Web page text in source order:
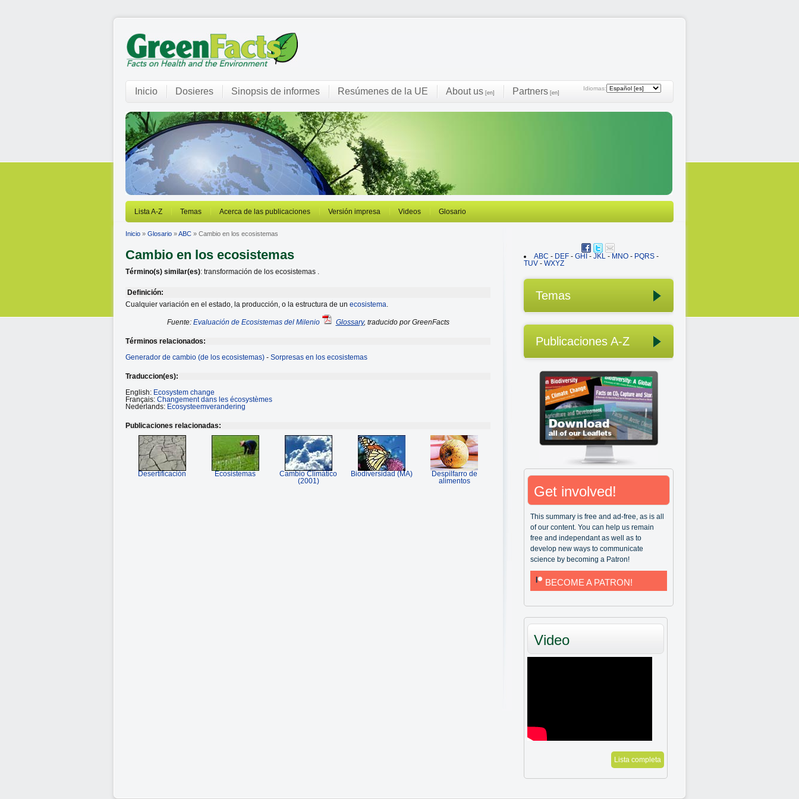
Idiomas:
Inicio Dosieres Sinopsis de informes Resúmenes de la UE About us [en] Partners [en]
Lista A-Z Temas Acerca de las publicaciones Versión impresa Videos Glosario
Inicio » Glosario »ABC » Cambio en los ecosistemas
Cambio en los ecosistemas
Término(s) similar(es): transformación de los ecosistemas .
Definición:
Cualquier variación en el estado, la producción, o la estructura de un ecosistema.
Fuente: Evaluación de Ecosistemas del Milenio Glossary, traducido por GreenFacts
Términos relacionados:
Generador de cambio (de los ecosistemas) - Sorpresas en los ecosistemas
Traduccion(es):
English: Ecosystem change
Français: Changement dans les écosystèmes
Nederlands: Ecosysteemverandering
Publicaciones relacionadas:
Desertificación Ecosistemas
Cambio Climático
(2001)
Biodiversidad (MA)
Despilfarro de
alimentos
ABC - DEF - GHI - JKL - MNO - PQRS -
TUV - WXYZ
Temas
Publicaciones A-Z
Get involved!
This summary is free and ad-free, as is all
of our content. You can help us remain
free and independant as well as to
develop new ways to communicate
science by becoming a Patron!
BECOME A PATRON!
Video
Lista completa